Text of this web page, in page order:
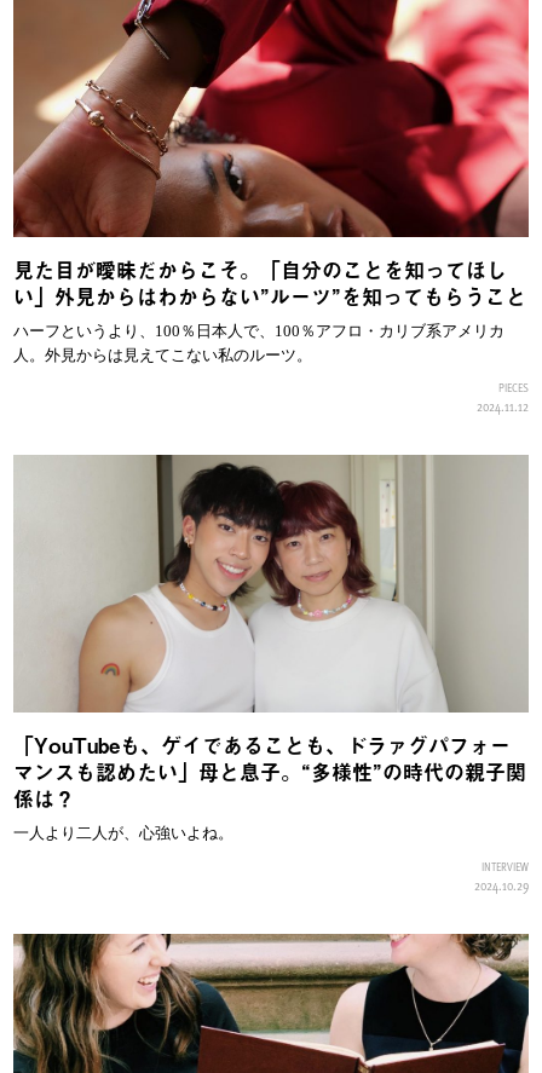
見た目が曖昧だからこそ。「自分のことを知ってほし
い」外見からはわからない”ルーツ”を知ってもらうこと
ハーフというより、100％日本人で、100％アフロ・カリブ系アメリカ
人。外見からは見えてこない私のルーツ。
PIECES
2024.11.12
「YouTubeも、ゲイであることも、ドラァグパフォー
マンスも認めたい」母と息子。“多様性”の時代の親子関
係は？
一人より二人が、心強いよね。
INTERVIEW
2024.10.29